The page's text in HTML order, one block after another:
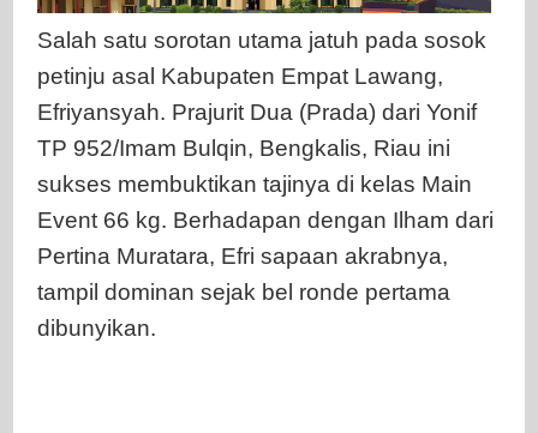
Salah satu sorotan utama jatuh pada sosok
petinju asal Kabupaten Empat Lawang,
Efriyansyah. Prajurit Dua (Prada) dari Yonif
TP 952/Imam Bulqin, Bengkalis, Riau ini
sukses membuktikan tajinya di kelas Main
Event 66 kg. Berhadapan dengan Ilham dari
Pertina Muratara, Efri sapaan akrabnya,
tampil dominan sejak bel ronde pertama
dibunyikan.